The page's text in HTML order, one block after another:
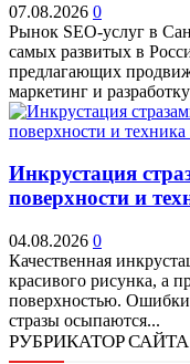
07.08.2026 0
Рынок SEO-услуг в
самых развитых в
предлагающих
маркетинг и
Инкрустация
поверхности и
04.08.2026 0
Качественная
красивого рисунка, а
поверхностью. Ошибки
стразы осыпаются...
РУБРИКАТОР САЙТА